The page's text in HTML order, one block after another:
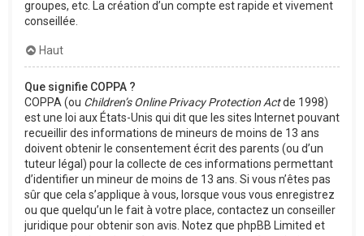
groupes, etc. La création d’un compte est rapide et vivement
conseillée.
Haut
Que signifie COPPA ?
COPPA (ou Children’s Online Privacy Protection Actde 1998)
est une loi aux États-Unis qui dit que les sites Internet pouvant
recueillir des informations de mineurs de moins de 13 ans
doivent obtenir le consentement écrit des parents (ou d’un
tuteur légal) pour la collecte de ces informations permettant
d’identifier un mineur de moins de 13 ans. Si vous n’êtes pas
sûr que cela s’applique à vous, lorsque vous vous enregistrez
ou que quelqu’un le fait à votre place, contactez un conseiller
juridique pour obtenir son avis. Notez que phpBB Limited et